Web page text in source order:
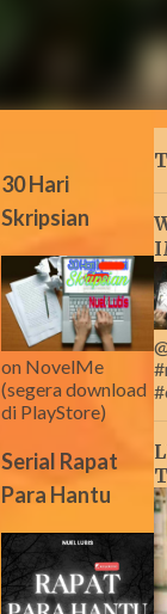
30 Hari
Skripsian
on NovelMe
(segera download
di PlayStore)
Serial Rapat
Para Hantu